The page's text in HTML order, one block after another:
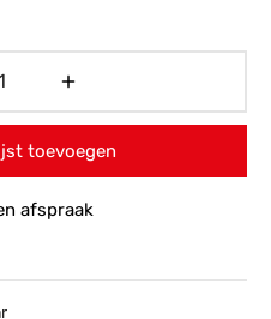
toevoegen
afspraak